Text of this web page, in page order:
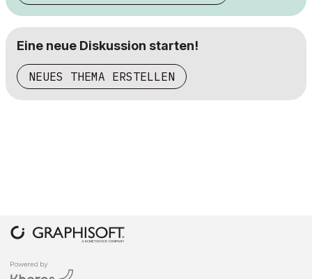
Eine neue Diskussion starten!
NEUES THEMA ERSTELLEN